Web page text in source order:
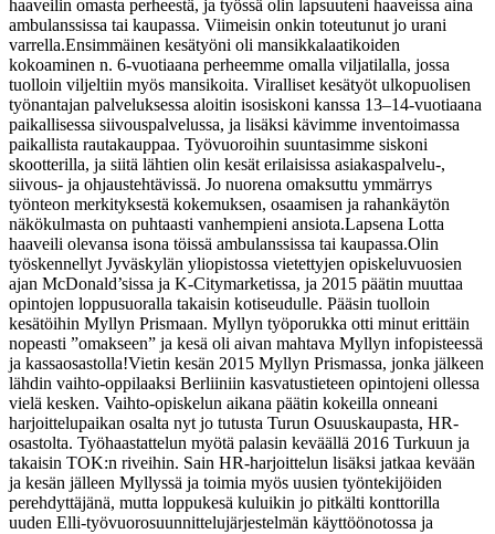
haaveilin omasta perheestä, ja työssä olin lapsuuteni haaveissa aina
ambulanssissa tai kaupassa. Viimeisin onkin toteutunut jo urani
varrella.Ensimmäinen kesätyöni oli mansikkalaatikoiden
kokoaminen n. 6-vuotiaana perheemme omalla viljatilalla, jossa
tuolloin viljeltiin myös mansikoita. Viralliset kesätyöt ulkopuolisen
työnantajan palveluksessa aloitin isosiskoni kanssa 13–14-vuotiaana
paikallisessa siivouspalvelussa, ja lisäksi kävimme inventoimassa
paikallista rautakauppaa. Työvuoroihin suuntasimme siskoni
skootterilla, ja siitä lähtien olin kesät erilaisissa asiakaspalvelu-,
siivous- ja ohjaustehtävissä. Jo nuorena omaksuttu ymmärrys
työnteon merkityksestä kokemuksen, osaamisen ja rahankäytön
näkökulmasta on puhtaasti vanhempieni ansiota.Lapsena Lotta
haaveili olevansa isona töissä ambulanssissa tai kaupassa.Olin
työskennellyt Jyväskylän yliopistossa vietettyjen opiskeluvuosien
ajan McDonald’sissa ja K-Citymarketissa, ja 2015 päätin muuttaa
opintojen loppusuoralla takaisin kotiseudulle. Pääsin tuolloin
kesätöihin Myllyn Prismaan. Myllyn työporukka otti minut erittäin
nopeasti ”omakseen” ja kesä oli aivan mahtava Myllyn infopisteessä
ja kassaosastolla!Vietin kesän 2015 Myllyn Prismassa, jonka jälkeen
lähdin vaihto-oppilaaksi Berliiniin kasvatustieteen opintojeni ollessa
vielä kesken. Vaihto-opiskelun aikana päätin kokeilla onneani
harjoittelupaikan osalta nyt jo tutusta Turun Osuuskaupasta, HR-
osastolta. Työhaastattelun myötä palasin keväällä 2016 Turkuun ja
takaisin TOK:n riveihin. Sain HR-harjoittelun lisäksi jatkaa kevään
ja kesän jälleen Myllyssä ja toimia myös uusien työntekijöiden
perehdyttäjänä, mutta loppukesä kuluikin jo pitkälti konttorilla
uuden Elli-työvuorosuunnittelujärjestelmän käyttöönotossa ja